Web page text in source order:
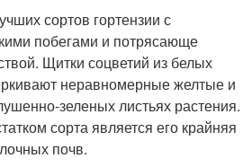
сортов гортензии с
побегами и потрясающе
Щитки соцветий из белых
неравномерные желтые и
зеленых листьях растения.
сорта является его крайняя
почв.